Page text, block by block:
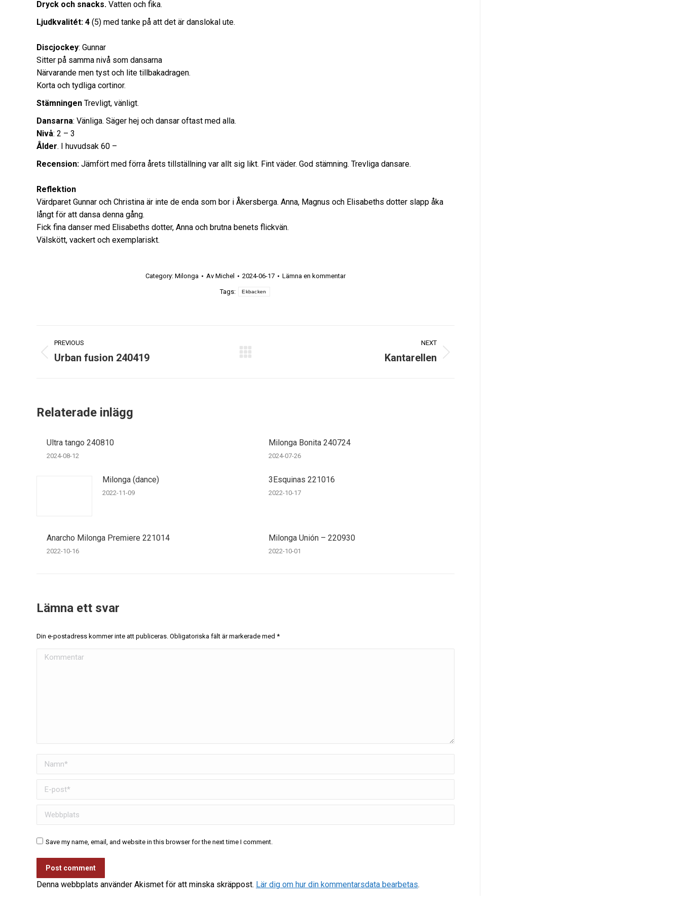
Dryck och snacks. Vatten och fika.
Ljudkvalitét: 4 (5) med tanke på att det är danslokal ute.
Discjockey: Gunnar
Sitter på samma nivå som dansarna
Närvarande men tyst och lite tillbakadragen.
Korta och tydliga cortinor.
Stämningen Trevligt, vänligt.
Dansarna: Vänliga. Säger hej och dansar oftast med alla.
Nivå: 2 – 3
Ålder. I huvudsak 60 –
Recension: Jämfört med förra årets tillställning var allt sig likt. Fint väder. God stämning. Trevliga dansare.
Reflektion
Värdparet Gunnar och Christina är inte de enda som bor i Åkersberga. Anna, Magnus och Elisabeths dotter slapp åka
långt för att dansa denna gång.
Fick fina danser med Elisabeths dotter, Anna och brutna benets flickvän.
Välskött, vackert och exemplariskt.
Category: Milonga Av Michel 2024-06-17 Lämna en kommentar
Tags: Ekbacken
Post
navigation
PREVIOUS
Previous
Urban fusion 240419
NEXT
Kantarellen
Relaterade inlägg
Ultra tango 240810
2024-08-12
Milonga Bonita 240724
2024-07-26
Milonga (dance)
2022-11-09
3Esquinas 221016
2022-10-17
Anarcho Milonga Premiere 221014
2022-10-16
Milonga Unión – 220930
2022-10-01
Lämna ett svar
Din e-postadress kommer inte att publiceras. Obligatoriska fält är markerade med *
Kommentar
Namn *
E-post *
Webbplats
Save my name, email, and website in this browser for the next time I comment.
Post comment
Denna webbplats använder Akismet för att minska skräppost. Lär dig om hur din kommentarsdata bearbetas.